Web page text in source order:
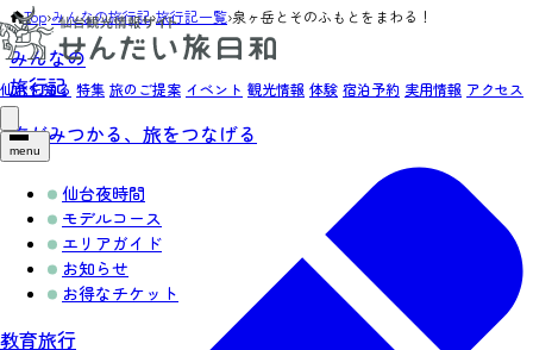
仙台を知る 特集 旅のご提案 イベント 観光情報 体験 宿泊予約 実用情報 アクセス
menu
仙台夜時間
モデルコース
エリアガイド
お知らせ
お得なチケット
教育旅行
Top›みんなの旅行記›旅行記一覧›泉ヶ岳とそのふもとをまわる！
みんなの
旅行記
旅がみつかる、旅をつなげる